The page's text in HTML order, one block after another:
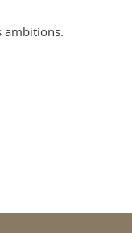
ambitions.